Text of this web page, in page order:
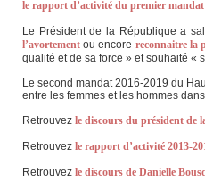
le rapport d’activité du premier mandat
Le Président de la République a
l’avortement ou encore reconnaitre la
qualité et de sa force » et souhaité «
Le second mandat 2016-2019 du
entre les femmes et les hommes
Retrouvez le discours du président de
Retrouvez le rapport d’activité 2013-
Retrouvez le discours de Danielle